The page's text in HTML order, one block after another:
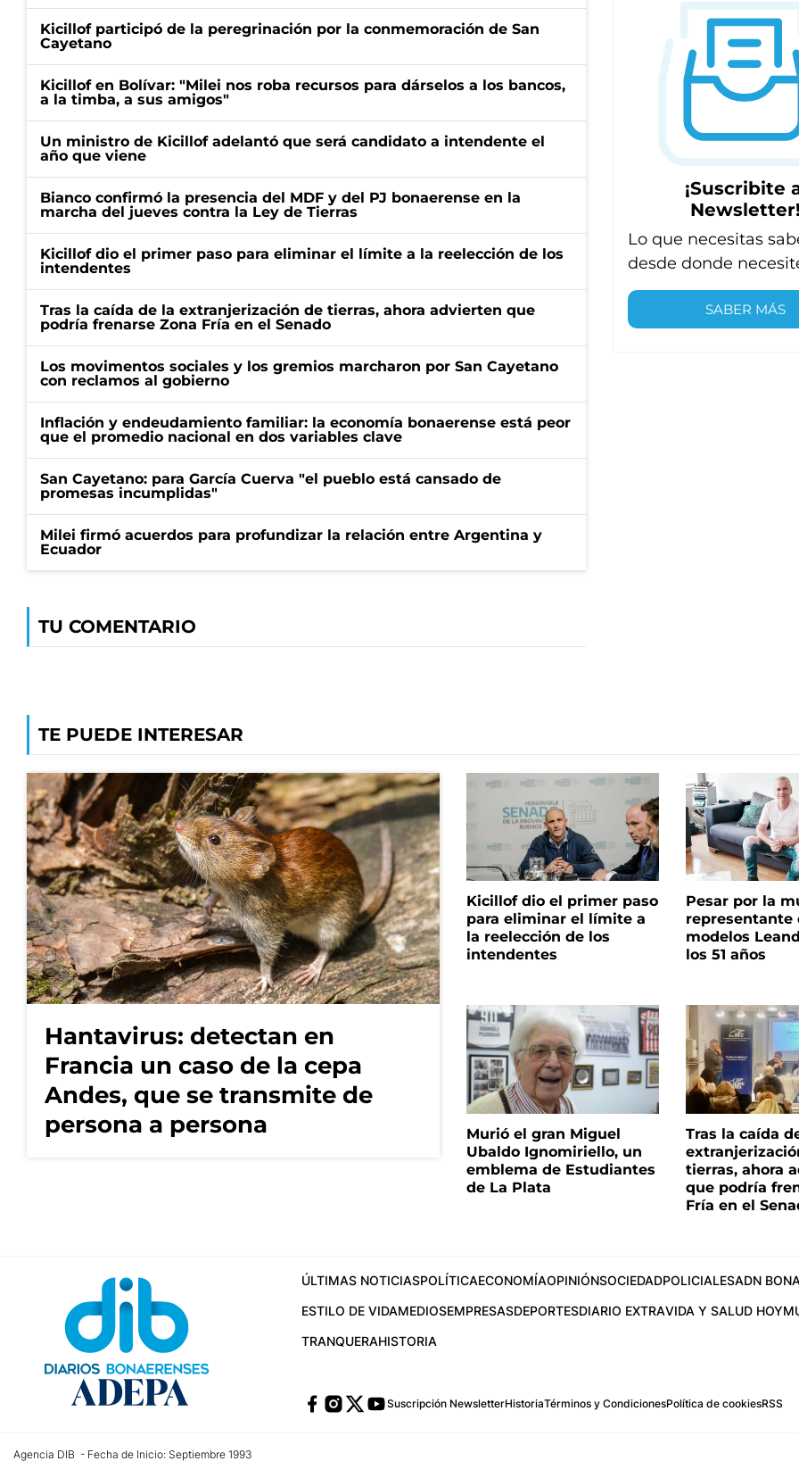
Kicillof participó de la peregrinación por la conmemoración de San
Cayetano
Kicillof en Bolívar: "Milei nos roba recursos para dárselos a los bancos,
a la timba, a sus amigos"
Un ministro de Kicillof adelantó que será candidato a intendente el
año que viene
Bianco confirmó la presencia del MDF y del PJ bonaerense en la
marcha del jueves contra la Ley de Tierras
Kicillof dio el primer paso para eliminar el límite a la reelección de los
intendentes
Tras la caída de la extranjerización de tierras, ahora advierten que
podría frenarse Zona Fría en el Senado
Los movimentos sociales y los gremios marcharon por San Cayetano
con reclamos al gobierno
Inflación y endeudamiento familiar: la economía bonaerense está peor
que el promedio nacional en dos variables clave
San Cayetano: para García Cuerva "el pueblo está cansado de
promesas incumplidas"
Milei firmó acuerdos para profundizar la relación entre Argentina y
Ecuador
TU COMENTARIO
¡Suscribite
Lo que necesitas
desde donde
SABER MÁS
TE PUEDE INTERESAR
Hantavirus: detectan en
Francia un caso de la cepa
Andes, que se transmite de
persona a persona
Kicillof dio el primer paso
para eliminar el límite a
la reelección de los
intendentes
Pesar por la
representante
modelos
los 51 años
Murió el gran Miguel
Ubaldo Ignomiriello, un
emblema de Estudiantes
de La Plata
Tras la caída
tierras, ahora
que podría
Fría en el
ÚLTIMAS NOTICIASPOLÍTICAECONOMÍAOPINIÓNSOCIEDADPOLICIALESADN
ESTILO DE VIDAMEDIOSEMPRESASDEPORTESDIARIO EXTRAVIDA Y SALUD HOY
TRANQUERAHISTORIA
Suscripción NewsletterHistoriaTérminos y CondicionesPolítica de cookiesRSS
Agencia DIB - Fecha de Inicio: Septiembre 1993